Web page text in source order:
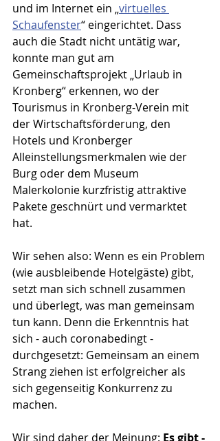
und im Internet ein „virtuelles
Schaufenster“ eingerichtet. Dass
auch die Stadt nicht untätig war,
konnte man gut am
Gemeinschaftsprojekt „Urlaub in
Kronberg“ erkennen, wo der
Tourismus in Kronberg-Verein mit
der Wirtschaftsförderung, den
Hotels und Kronberger
Alleinstellungsmerkmalen wie der
Burg oder dem Museum
Malerkolonie kurzfristig attraktive
Pakete geschnürt und vermarktet
hat.
Wir sehen also: Wenn es ein Problem
(wie ausbleibende Hotelgäste) gibt,
setzt man sich schnell zusammen
und überlegt, was man gemeinsam
tun kann. Denn die Erkenntnis hat
sich - auch coronabedingt -
durchgesetzt: Gemeinsam an einem
Strang ziehen ist erfolgreicher als
sich gegenseitig Konkurrenz zu
machen.
Wir sind daher der Meinung: Es gibt -